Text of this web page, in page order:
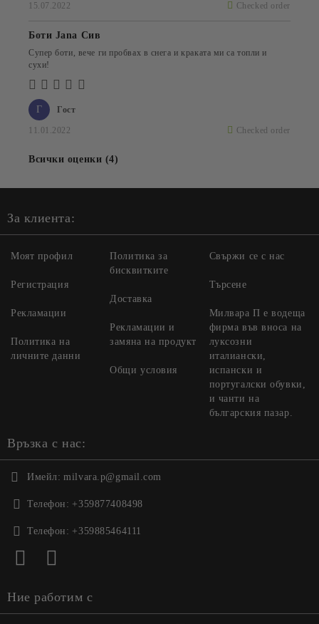
15.07.2022 Checked order
Г Гост
11.01.2022 Checked order
Боти Jana Сив
Супер боти, вече ги пробвах в снега и краката ми са топли и
сухи!
Всички оценки (4)
За клиента:
Моят профил
Регистрация
Рекламации
Политика на
личните данни
Политика за
бисквитките
Доставка
Рекламации и
замяна на продукт
Общи условия
Свържи се с нас
Търсене
Милвара П е водеща
фирма във вноса на
луксозни
италиански,
испански и
португалски обувки,
и чанти на
българския пазар.
Връзка с нас:
Имейл: milvara.p@gmail.com
Телефон: +359877408498
Телефон: +359885464111
Ние работим с